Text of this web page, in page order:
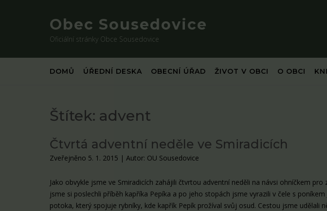
Obec Sousedovice
Oficiální stránky Obce Sousedovice
DOMŮ ÚŘEDNÍ DESKA OBECNÍ ÚŘAD ŽIVOT V OBCI O OBCI
Štítek: advent
Čtvrtá adventní neděle ve Smiradicích
Zveřejněno 5. 1. 2015 | Autor: OU Sousedovice
Jako obvykle jsme ve Smiradicích zahájili čtvrtou adventní neděli na návsi ohníčkem
jsme si poslechli příběh kapříka Pepíka a po jeho stopách jsme vyrazili v čele s
potoka, který spojuje rybníky, kde kapřík Pepík prožíval svůj osud. Cestou jsme udělali